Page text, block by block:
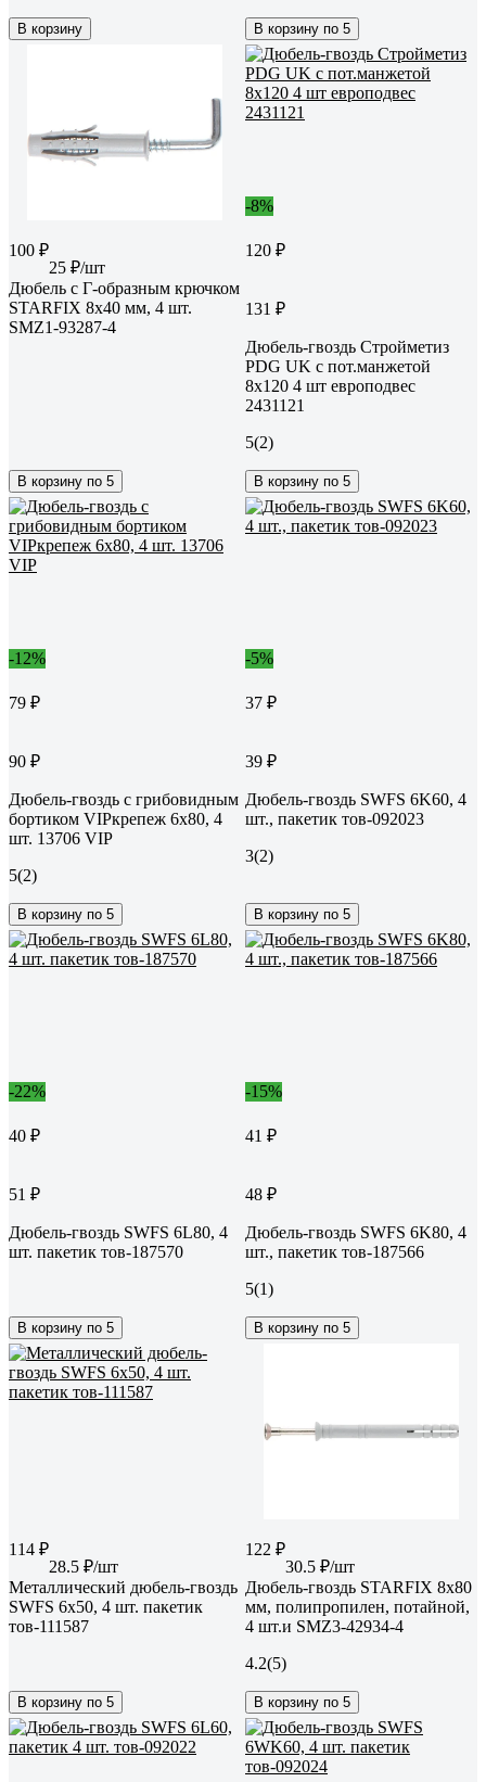
В корзину В корзину по 5
100 ₽
25 ₽/шт
Дюбель с Г-образным крючком
STARFIX 8x40 мм, 4 шт.
SMZ1-93287-4
В корзину по 5
-8%
120 ₽
131 ₽
Дюбель-гвоздь Стройметиз
PDG UK с пот.манжетой
8x120 4 шт европодвес
2431121
5(2)
В корзину по 5
-12%
79 ₽
90 ₽
Дюбель-гвоздь с грибовидным
бортиком VIPкрепеж 6х80, 4
шт. 13706 VIP
5(2)
В корзину по 5
-5%
37 ₽
39 ₽
Дюбель-гвоздь SWFS 6K60, 4
шт., пакетик тов-092023
3(2)
В корзину по 5
-22%
40 ₽
51 ₽
Дюбель-гвоздь SWFS 6L80, 4
шт. пакетик тов-187570
В корзину по 5
-15%
41 ₽
48 ₽
Дюбель-гвоздь SWFS 6K80, 4
шт., пакетик тов-187566
5(1)
В корзину по 5
114 ₽
28.5 ₽/шт
Металлический дюбель-гвоздь
SWFS 6х50, 4 шт. пакетик
тов-111587
В корзину по 5
122 ₽
30.5 ₽/шт
Дюбель-гвоздь STARFIX 8x80
мм, полипропилен, потайной,
4 шт.и SMZ3-42934-4
4.2(5)
В корзину по 5